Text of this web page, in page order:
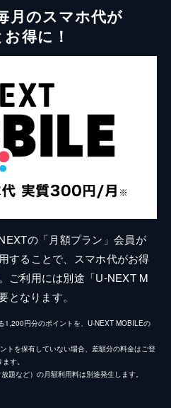
月のスマホ代が
得に！
の「月額プラン」会員が
することで、スマホ代がお得
ご利用には別途「U-NEXT M
なります。
1,200円分のポイントを、U-NEXT MOBILEの
トを保有していない場合、差額分の料金はご登
す。
題など）の月額利用料は別途発生します。